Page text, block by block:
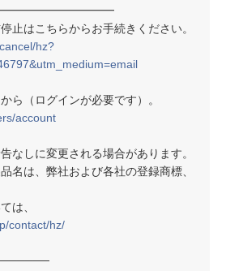
止はこちらからお手続きください。
hz?
ら（ログインが必要です）。
account
なしに変更される場合があります。
名は、弊社および各社の登録商標、
は、
contact/hz/